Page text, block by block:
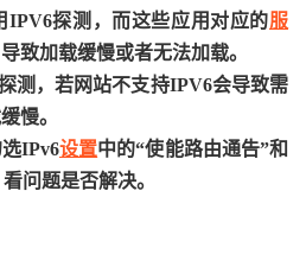
探测，而这些应用对应的服
致加载缓慢或者无法加载。
测，若网站不支持IPV6会导致需
慢。
IPv6设置中的“使能路由通告”和
问题是否解决。